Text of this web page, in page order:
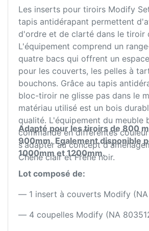
Les inserts pour tiroirs Modify
tapis antidérapant permettent
d'ordre et de clarté dans le tiroir
L'équipement comprend un
quatre bacs qui offrent un
pour les couverts, les pelles à
bouchons. Grâce au tapis
bloc-tiroir ne glisse pas dans le
matériau utilisé est un bois
qualité. L'équipement du meuble
commandé en différentes
s'adapter au concept
Chêne clair et Frêne noir.
Adapté pour les tiroirs de 800
900mm. Egalement disponible
1000mm et 1200mm.
Lot composé de:
— 1 insert à couverts Modify (NA
— 4 coupelles Modify (NA